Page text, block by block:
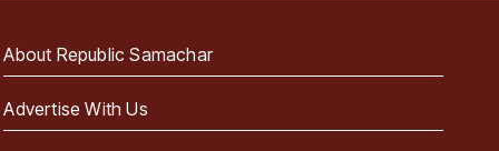
About Republic Samachar
Advertise With Us